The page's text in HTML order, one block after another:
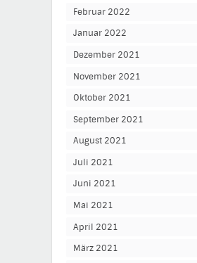
Februar 2022
Januar 2022
Dezember 2021
November 2021
Oktober 2021
September 2021
August 2021
Juli 2021
Juni 2021
Mai 2021
April 2021
März 2021